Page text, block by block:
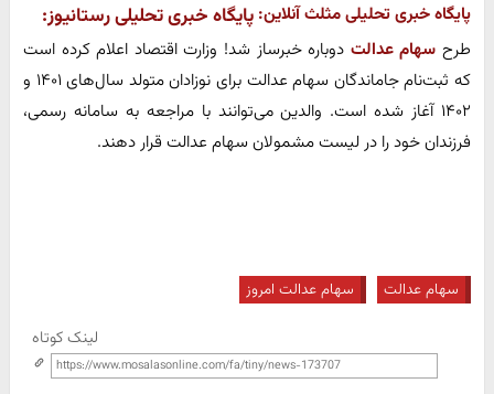
پایگاه خبری تحلیلی مثلث آنلاین: پایگاه خبری تحلیلی رستانیوز:
طرح سهام عدالت دوباره خبرساز شد! وزارت اقتصاد اعلام کرده است
که ثبت‌نام جاماندگان سهام عدالت برای نوزادان متولد سال‌های ۱۴۰۱ و
۱۴۰۲ آغاز شده است. والدین می‌توانند با مراجعه به سامانه رسمی،
فرزندان خود را در لیست مشمولان سهام عدالت قرار دهند.
سهام عدالت سهام عدالت امروز
لینک کوتاه